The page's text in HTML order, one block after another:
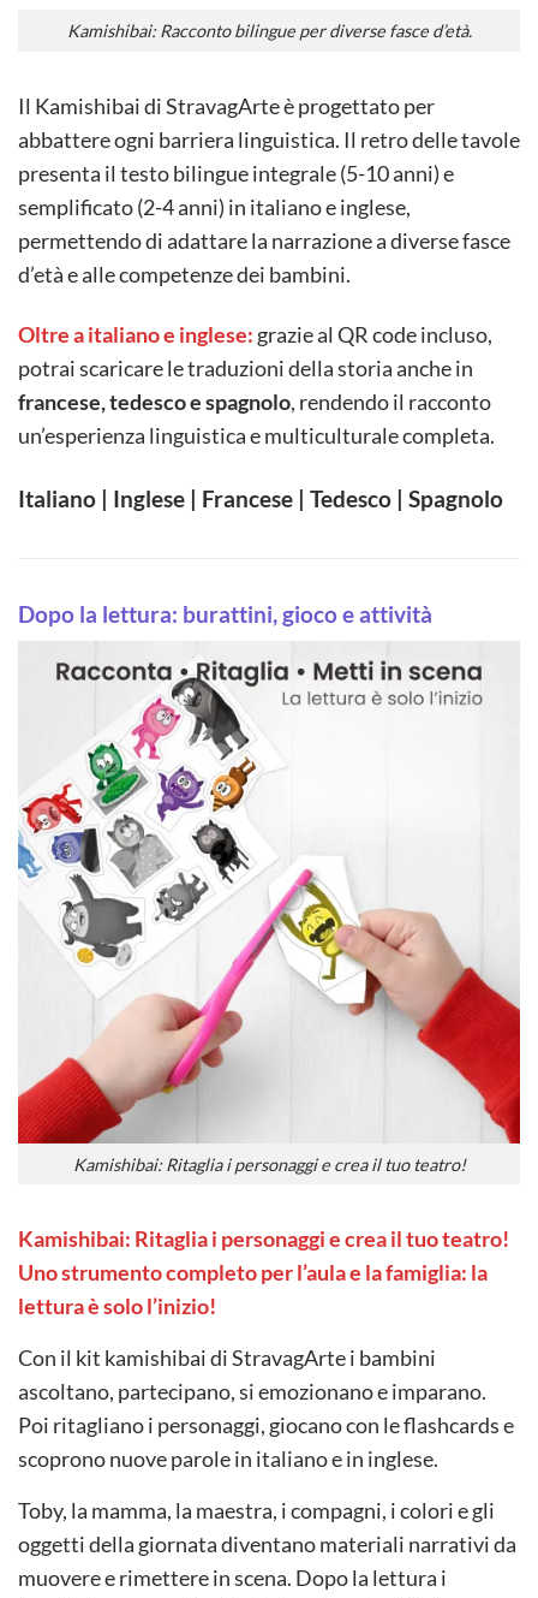
Kamishibai: Racconto bilingue per diverse fasce d’età.
Il Kamishibai di StravagArte è progettato per
abbattere ogni barriera linguistica. Il retro delle tavole
presenta il testo bilingue integrale (5-10 anni) e
semplificato (2-4 anni) in italiano e inglese,
permettendo di adattare la narrazione a diverse fasce
d’età e alle competenze dei bambini.
Oltre a italiano e inglese:grazie al QR code incluso,
potrai scaricare le traduzioni della storia anche in
francese, tedesco e spagnolo, rendendo il racconto
un’esperienza linguistica e multiculturale completa.
Italiano | Inglese | Francese | Tedesco | Spagnolo
Dopo la lettura: burattini, gioco e attività
Kamishibai: Ritaglia i personaggi e crea il tuo teatro!
Kamishibai: Ritaglia i personaggi e crea il tuo teatro!
Uno strumento completo per l’aula e la famiglia: la
lettura è solo l’inizio!
Con il kit kamishibai di StravagArte i bambini
ascoltano, partecipano, si emozionano e imparano.
Poi ritagliano i personaggi, giocano con le flashcards e
scoprono nuove parole in italiano e in inglese.
Toby, la mamma, la maestra, i compagni, i colori e gli
oggetti della giornata diventano materiali narrativi da
muovere e rimettere in scena. Dopo la lettura i